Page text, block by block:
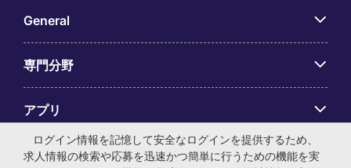
General
専門分野
アプリ
Employer Centre
ログイン情報を記憶して安全なログインを提供するため、
求人情報の検索や応募を迅速かつ簡単に行うための機能を実